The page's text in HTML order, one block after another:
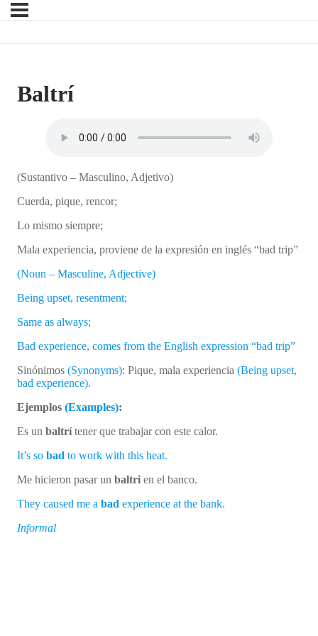
Baltrí
(Sustantivo – Masculino, Adjetivo)
Cuerda, pique, rencor;
Lo mismo siempre;
Mala experiencia, proviene de la expresión en inglés “bad trip”
(Noun – Masculine, Adjective)
Being upset, resentment;
Same as always;
Bad experience, comes from the English expression “bad trip”
Sinónimos (Synonyms): Pique, mala experiencia (Being upset,
bad experience).
Ejemplos (Examples):
Es un baltrítener que trabajar con este calor.
It’s so bad to work with this heat.
Me hicieron pasar un baltri en el banco.
They caused me a bad experience at the bank.
Informal